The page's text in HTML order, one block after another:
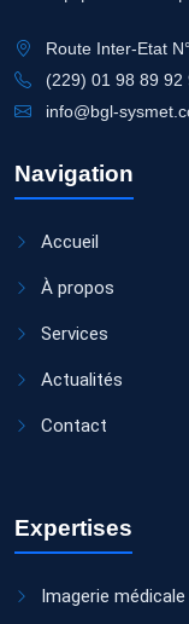
Route Inter-Etat
(229) 01 98 89 92
info@bgl-
Navigation
Accueil
À propos
Services
Actualités
Contact
Expertises
Imagerie médicale